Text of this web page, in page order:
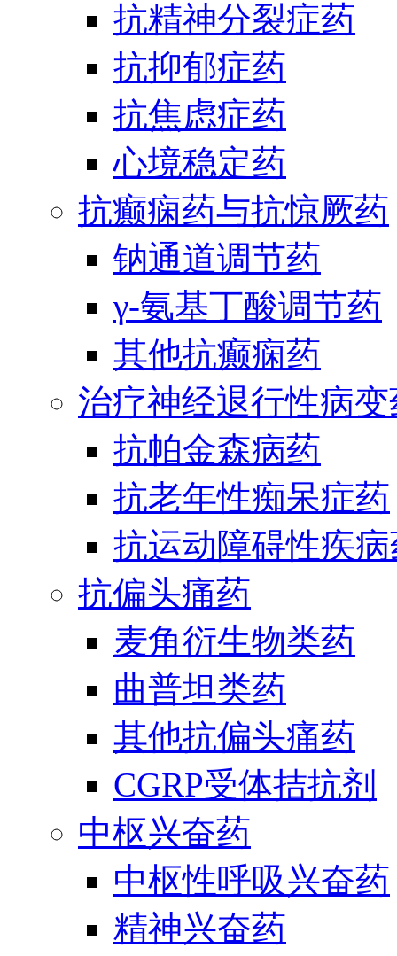
抗精神分裂症药
抗抑郁症药
抗焦虑症药
心境稳定药
抗癫痫药与抗惊厥药
钠通道调节药
γ-氨基丁酸调节药
其他抗癫痫药
治疗神经退行性病
抗帕金森病药
抗老年性痴呆症药
抗运动障碍性疾
抗偏头痛药
麦角衍生物类药
曲普坦类药
其他抗偏头痛药
CGRP受体拮抗剂
中枢兴奋药
中枢性呼吸兴奋药
精神兴奋药